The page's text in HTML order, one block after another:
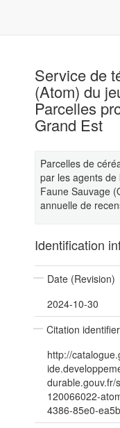
Service de
(Atom) du
Parcelles
Grand Est
Parcelles de
par les agents de
Faune Sauvage
annuelle de
Identification
Date (Revision)
2024-10-30
Citation identifier
http://
durable.gouv.fr/
120066022-
4386-85e0-